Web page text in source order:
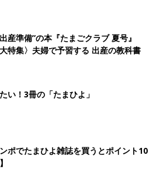
も掲載している『初めてのたまごク
15週までの見通しややることがわ
ブ』2022年秋号「ママとおなかの
のすべて」
9月現在のものです。
産準備”の本『たまごクラブ 夏号』
大特集〉夫婦で予習する 出産の教科書
い！3冊の「たまひよ」
ポでたまひよ雑誌を買うとポイント10